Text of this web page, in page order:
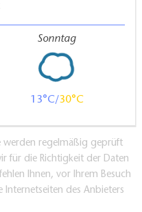
Sonntag
13 30
werden regelmäßig geprüft
für die Richtigkeit der Daten
Ihnen, vor Ihrem Besuch
des Anbieters